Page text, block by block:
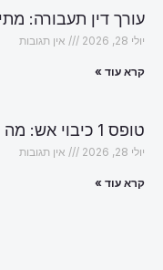
עורך דין תעבורה:
יולי 28, 2026 אין תגובות
קרא עוד »
טופס 1 כיבוי אש: מה עלול לעכב את האישור?
יולי 28, 2026 אין תגובות
קרא עוד »